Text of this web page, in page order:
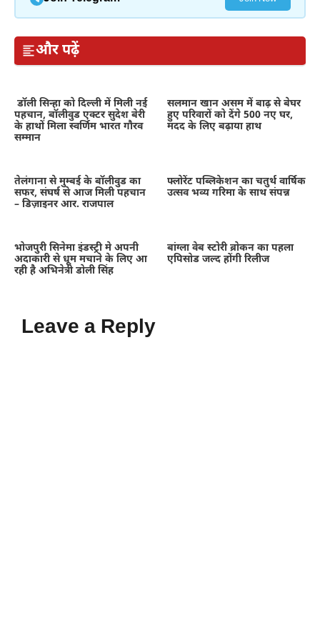
और पढ़ें
डॉली सिन्हा को दिल्ली में मिली नई
पहचान, बॉलीवुड एक्टर सुदेश बेरी
के हाथों मिला स्वर्णिम भारत गौरव
सम्मान
सलमान खान असम में बाढ़ से बेघर
हुए परिवारों को देंगे 500 नए घर,
मदद के लिए बढ़ाया हाथ
तेलंगाना से मुम्बई के बॉलीवुड का
सफर, संघर्ष से आज मिली पहचान
– डिज़ाइनर आर. राजपाल
फ्लोरेंट पब्लिकेशन का चतुर्थ वार्षिक
उत्सव भव्य गरिमा के साथ संपन्न
भोजपुरी सिनेमा इंडस्ट्री मे अपनी
अदाकारी से धूम मचाने के लिए आ
रही है अभिनेत्री डोली सिंह
बांग्ला वेब स्टोरी ब्रोकन का पहला
एपिसोड जल्द होंगी रिलीज
Leave a Reply